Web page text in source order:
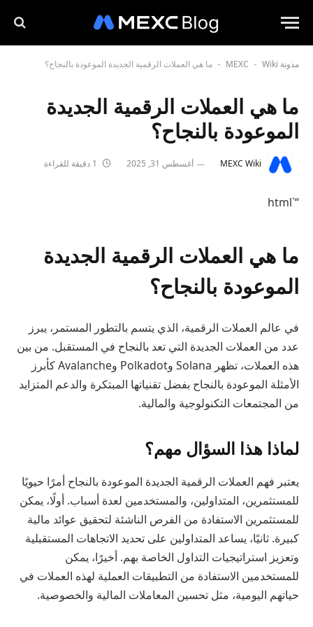
مدونة MEXC - Wiki
- ما هي العملات الرقمية الجديدة الموعودة بالنجاح؟
ما هي العملات الرقمية الجديدة
الموعودة بالنجاح؟
MEXC Wiki أغسطس 31, 2025
“`html
ما هي العملات الرقمية الجديدة
الموعودة بالنجاح؟
في عالم العملات الرقمية، الذي يتسم بالتطور المستمر، يبرز
عدد من العملات الجديدة التي تعد بالنجاح في المستقبل. من بين
هذه العملات، تظهر Solana وPolkadot وAvalanche كأبرز
الأمثلة الموعودة بالنجاح بفضل تقنياتها المبتكرة والدعم المتزايد
من المجتمعات التكنولوجية والمالية.
لماذا هذا السؤال مهم؟
يعتبر فهم العملات الرقمية الجديدة الموعودة بالنجاح أمرًا حيويًا
للمستثمرين، المتداولين، والمستخدمين لعدة أسباب. أولًا، يمكن
للمستثمرين الاستفادة من الفرص الناشئة لتحقيق عوائد مالية
كبيرة. ثانيًا، يساعد المتداولين على تحديد الاتجاهات المستقبلية
وتعزيز استراتيجيات التداول الخاصة بهم. أخيرًا، يمكن
للمستخدمين الاستفادة من التطبيقات العملية لهذه العملات في
حياتهم اليومية، مثل تحسين المعاملات المالية والخصوصية.